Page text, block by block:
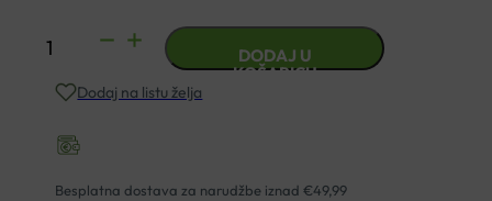
NIACIN
TABLETE
KAL
količina
DODAJ U
KOŠARICU
Dodaj na listu želja
Besplatna dostava za narudžbe iznad €49,99